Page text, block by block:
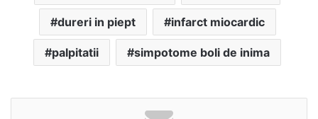
dureri in piept infarct miocardic
palpitatii simpotome boli de inima